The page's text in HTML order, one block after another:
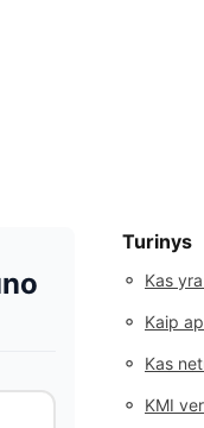
Turinys
◦ Kas
◦ Kaip
◦ Kas
◦ KMI